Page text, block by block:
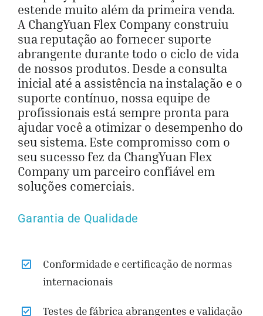
estende muito além da primeira venda.
A ChangYuan Flex Company construiu
sua reputação ao fornecer suporte
abrangente durante todo o ciclo de vida
de nossos produtos. Desde a consulta
inicial até a assistência na instalação e o
suporte contínuo, nossa equipe de
profissionais está sempre pronta para
ajudar você a otimizar o desempenho do
seu sistema. Este compromisso com o
seu sucesso fez da ChangYuan Flex
Company um parceiro confiável em
soluções comerciais.
Garantia de Qualidade
Conformidade e certificação de normas
internacionais
Testes de fábrica abrangentes e validação